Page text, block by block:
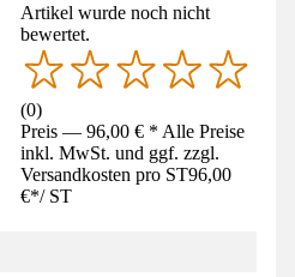
Artikel wurde noch nicht
bewertet.
(0)
Preis — 96,00 € * Alle Preise
inkl. MwSt. und ggf. zzgl.
Versandkosten pro ST96,00
€*/ ST